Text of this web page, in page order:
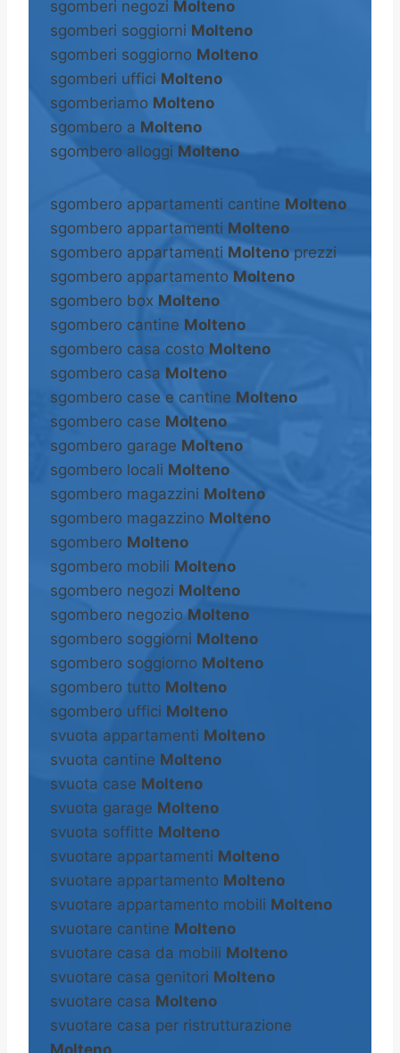
sgomberi negozi Molteno
sgomberi soggiorni Molteno
sgomberi soggiorno Molteno
sgomberi uffici Molteno
sgomberiamo Molteno
sgombero a Molteno
sgombero alloggi Molteno
sgombero appartamenti cantine Molteno
sgombero appartamenti Molteno
sgombero appartamenti Molteno prezzi
sgombero appartamento Molteno
sgombero box Molteno
sgombero cantine Molteno
sgombero casa costo Molteno
sgombero casa Molteno
sgombero case e cantine Molteno
sgombero case Molteno
sgombero garage Molteno
sgombero locali Molteno
sgombero magazzini Molteno
sgombero magazzino Molteno
sgombero Molteno
sgombero mobili Molteno
sgombero negozi Molteno
sgombero negozio Molteno
sgombero soggiorni Molteno
sgombero soggiorno Molteno
sgombero tutto Molteno
sgombero uffici Molteno
svuota appartamenti Molteno
svuota cantine Molteno
svuota case Molteno
svuota garage Molteno
svuota soffitte Molteno
svuotare appartamenti Molteno
svuotare appartamento Molteno
svuotare appartamento mobili Molteno
svuotare cantine Molteno
svuotare casa da mobili Molteno
svuotare casa genitori Molteno
svuotare casa Molteno
svuotare casa per ristrutturazione
Molteno